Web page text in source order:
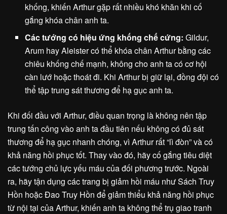
khống, khiến Arthur gặp rất nhiều khó khăn khi cố
gắng khóa chân anh ta.
Các tướng có hiệu ứng khống chế cứng: Gildur,
Arum hay Aleister có thể khóa chân Arthur bằng các
chiêu khống chế mạnh, không cho anh ta có cơ hội
càn lướ hoặc thoát đi. Khi Arthur bị giữ lại, đồng đội có
thể tập trung sát thương để hạ gục anh ta.
Khi đối đầu với Arthur, điều quan trọng là không nên tập
trung tấn công vào anh ta đầu tiên nếu không có đủ sát
thương để hạ gục nhanh chóng, vì Arthur rất “lì đòn” và có
khả năng hồi phục tốt. Thay vào đó, hãy cố gắng tiêu diệt
các tướng chủ lực yếu máu của đối phương trước. Ngoài
ra, hãy tận dụng các trang bị giảm hồi máu như Sách Truy
Hồn hoặc Đao Truy Hồn để giảm thiểu khả năng hồi phục
từ nội tại của Arthur, khiến anh ta không thể trụ giao tranh